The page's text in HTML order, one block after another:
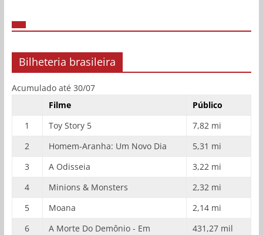
Bilheteria brasileira
Acumulado até 30/07
Filme
Público
1
Toy Story 5
7,82 mi
2
Homem-Aranha: Um Novo Dia
5,31 mi
3
A Odisseia
3,22 mi
4
Minions & Monsters
2,32 mi
5
Moana
2,14 mi
6
A Morte Do Demônio - Em
431,27 mil